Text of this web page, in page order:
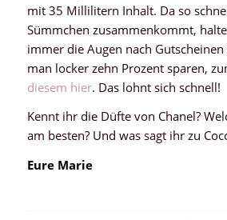
mit 35 Millilitern Inhalt. Da so
Sümmchen zusammenkommt,
immer die Augen nach
man locker zehn Prozent sparen,
diesem hier. Das lohnt sich schnell!
Kennt ihr die Düfte von Chanel?
am besten? Und was sagt ihr zu
Eure Marie